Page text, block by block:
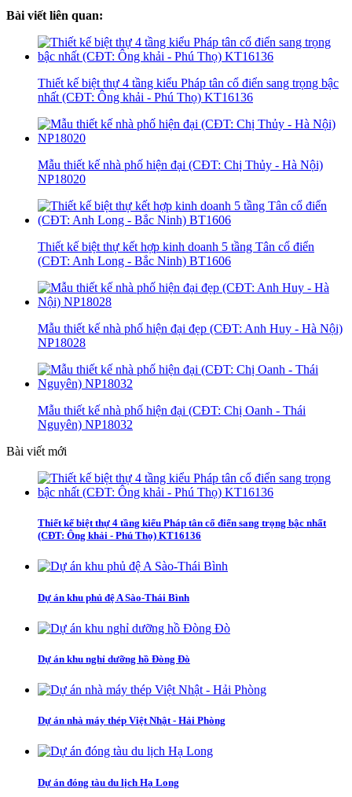
Bài viết liên quan:
Thiết kế biệt thự 4 tầng kiểu Pháp tân cổ điển sang trọng bậc
nhất (CĐT: Ông khải - Phú Thọ) KT16136
Mẫu thiết kế nhà phố hiện đại (CĐT: Chị Thủy - Hà Nội)
NP18020
Thiết kế biệt thự kết hợp kinh doanh 5 tầng Tân cổ điển
(CĐT: Anh Long - Bắc Ninh) BT1606
Mẫu thiết kế nhà phố hiện đại đẹp (CĐT: Anh Huy - Hà Nội)
NP18028
Mẫu thiết kế nhà phố hiện đại (CĐT: Chị Oanh - Thái
Nguyên) NP18032
Bài viết mới
Thiết kế biệt thự 4 tầng kiểu Pháp tân cổ điển sang trọng bậc nhất
(CĐT: Ông khải - Phú Thọ) KT16136
Dự án khu phủ đệ A Sào-Thái Bình
Dự án khu nghỉ dưỡng hồ Đòng Đò
Dự án nhà máy thép Việt Nhật - Hải Phòng
Dự án đóng tàu du lịch Hạ Long